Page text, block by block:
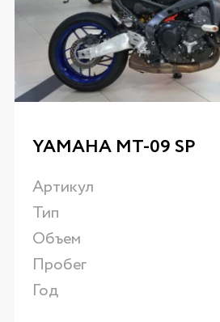
YAMAHA MT-09 SP
Артикул
Тип
Объем
Пробег
Год